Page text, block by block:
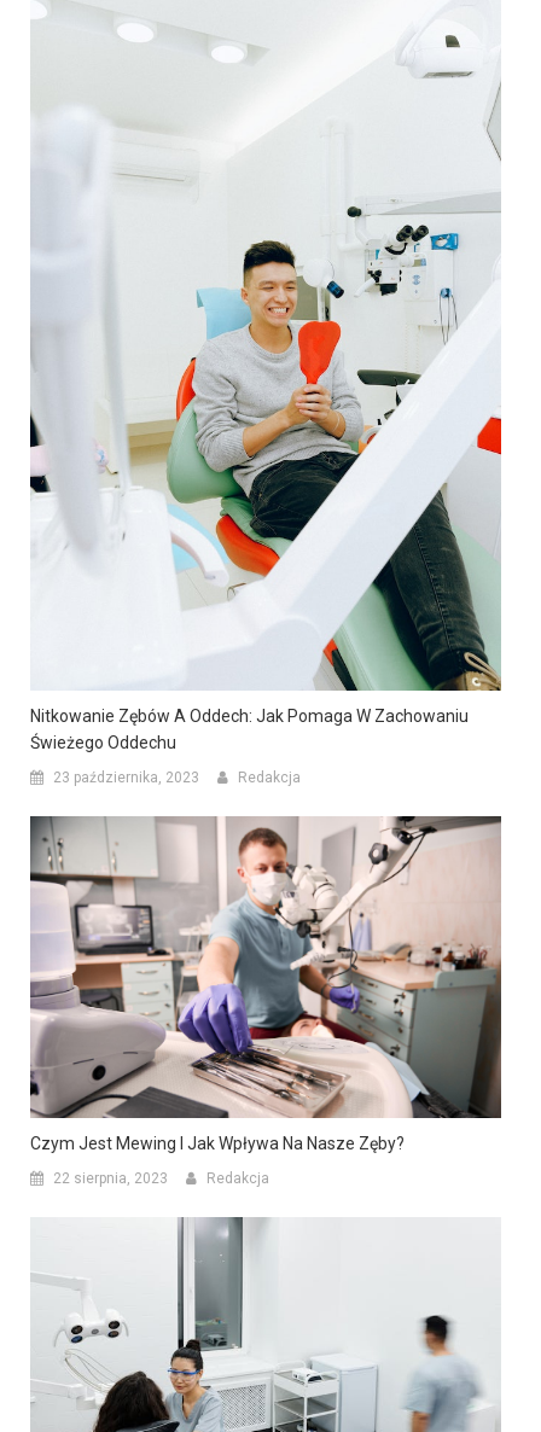
Nitkowanie Zębów A Oddech: Jak Pomaga W Zachowaniu
Świeżego Oddechu
23 października, 2023 Redakcja
Czym Jest Mewing I Jak Wpływa Na Nasze Zęby?
22 sierpnia, 2023 Redakcja